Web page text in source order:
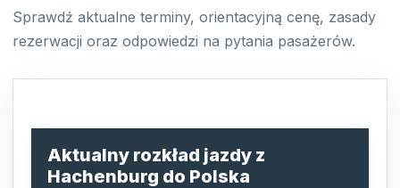
Sprawdź aktualne terminy, orientacyjną cenę, zasady
rezerwacji oraz odpowiedzi na pytania pasażerów.
Aktualny rozkład jazdy z
Hachenburg do Polska